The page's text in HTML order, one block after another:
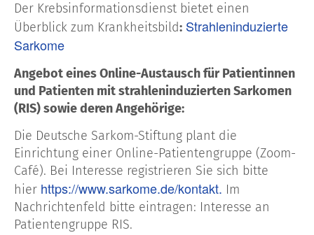
Der Krebsinformationsdienst bietet einen
Überblick zum Krankheitsbild: Strahleninduzierte
Sarkome
Angebot eines Online-Austausch für Patientinnen
und Patienten mit strahleninduzierten Sarkomen
(RIS) sowie deren Angehörige:
Die Deutsche Sarkom-Stiftung plant die
Einrichtung einer Online-Patientengruppe (Zoom-
Café). Bei Interesse registrieren Sie sich bitte
hier https://www.sarkome.de/kontakt. Im
Nachrichtenfeld bitte eintragen: Interesse an
Patientengruppe RIS.